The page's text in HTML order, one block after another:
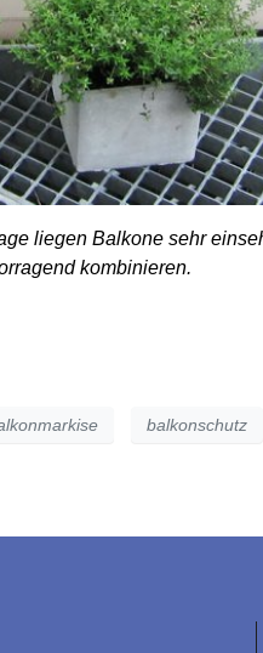
liegen Balkone sehr
kombinieren.
balkonschutz